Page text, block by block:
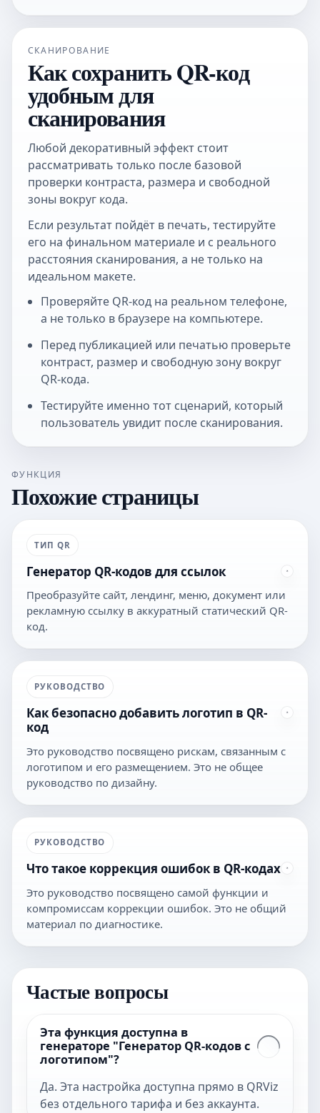
СКАНИРОВАНИЕ
Как сохранить QR-код
удобным для
сканирования
Любой декоративный эффект стоит
рассматривать только после базовой
проверки контраста, размера и свободной
зоны вокруг кода.
Если результат пойдёт в печать, тестируйте
его на финальном материале и с реального
расстояния сканирования, а не только на
идеальном макете.
Проверяйте QR-код на реальном телефоне,
а не только в браузере на компьютере.
Перед публикацией или печатью проверьте
контраст, размер и свободную зону вокруг
QR-кода.
Тестируйте именно тот сценарий, который
пользователь увидит после сканирования.
ФУНКЦИЯ
Похожие страницы
ТИП QR
Генератор QR-кодов для ссылок
Преобразуйте сайт, лендинг, меню, документ или
рекламную ссылку в аккуратный статический QR-
код.
РУКОВОДСТВО
Как безопасно добавить логотип в QR-
код
Это руководство посвящено рискам, связанным с
логотипом и его размещением. Это не общее
руководство по дизайну.
РУКОВОДСТВО
Что такое коррекция ошибок в QR-кодах
Это руководство посвящено самой функции и
компромиссам коррекции ошибок. Это не общий
материал по диагностике.
Частые вопросы
Эта функция доступна в
генераторе "Генератор QR-кодов с
логотипом"?
Да. Эта настройка доступна прямо в QRViz
без отдельного тарифа и без аккаунта.